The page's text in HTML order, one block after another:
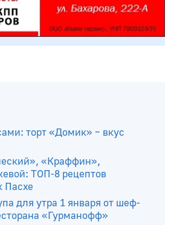
торт «Домик» – вкус
«Краффин»,
ТОП-8 рецептов
Пасхе
для утра 1 января от шеф-
«Гурманофф»